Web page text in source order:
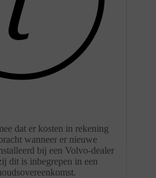
dat er kosten in rekening
wanneer er nieuwe
bij een Volvo-dealer
dit is inbegrepen in een